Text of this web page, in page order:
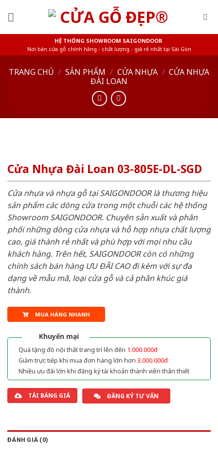
HỆ THỐNG SHOWROOM SAIGONDOOR
Nơi bán cửa gỗ chính hãng - chất lượng - giá rẻ nhất tại Sài Gòn
TRANG CHỦ / SẢN PHẨM / CỬA NHỰA / CỬA NHỰA
ĐÀI LOAN
Cửa Nhựa Đài Loan 03-805E-DL-SGD
Cửa nhựa và nhựa gỗ tại SAIGONDOOR là thương hiệu
sản phẩm các dòng cửa trong một chuỗi các hệ thống
Showroom SAIGONDOOR. Chuyên sản xuất và phân
phối những dòng cửa nhựa và hỗ hợp nhựa chất lượng
cao, giá thành rẻ nhất và phù hợp với mọi nhu cầu
khách hàng. Trên hết, SAIGONDOOR còn có những
chính sách bán hàng ƯU ĐÃI CAO đi kèm với sự đa
dạng về mẫu mã, loại cửa gỗ và cả phân khúc giá
thành.
MUA HÀNG NHANH
Khuyến mại
Quà tặng đồ nội thất trang trí lên đến 1.000.000đ
Giảm trực tiếp khi mua đơn hàng lớn hơn 3.000.000đ
Nhiều ưu đãi lớn khi đăng ký tài khoản thành viên thân thiết
TẢI BẢNG GIÁ ĐĂNG KÝ TƯ VẤN
ĐÁNH GIÁ (0)